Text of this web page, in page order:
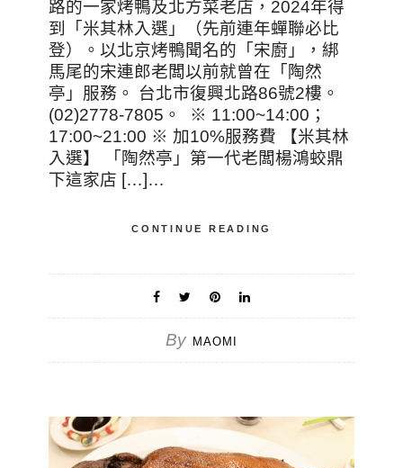
路的一家烤鴨及北方菜老店，2024年得
到「米其林入選」（先前連年蟬聯必比
登）。以北京烤鴨聞名的「宋廚」，綁
馬尾的宋連郎老闆以前就曾在「陶然
亭」服務。 台北市復興北路86號2樓。
(02)2778-7805。 ※ 11:00~14:00；
17:00~21:00 ※ 加10%服務費 【米其林
入選】 「陶然亭」第一代老闆楊鴻蛟鼎
下這家店 […]…
CONTINUE READING
By MAOMI